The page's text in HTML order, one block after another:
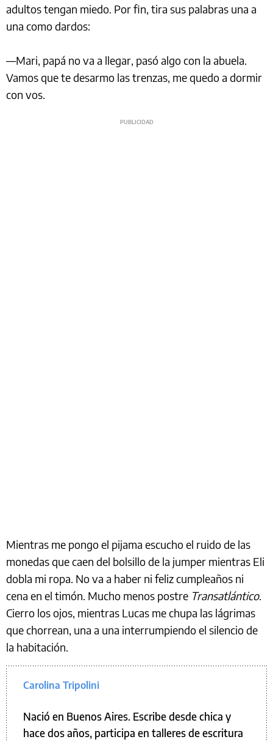
adultos tengan miedo. Por fin, tira sus palabras una a
una como dardos:
—Mari, papá no va a llegar, pasó algo con la abuela.
Vamos que te desarmo las trenzas, me quedo a dormir
con vos.
Mientras me pongo el pijama escucho el ruido de las
monedas que caen del bolsillo de la jumper mientras Eli
dobla mi ropa. No va a haber ni feliz cumpleaños ni
cena en el timón. Mucho menos postre Transatlántico.
Cierro los ojos, mientras Lucas me chupa las lágrimas
que chorrean, una a una interrumpiendo el silencio de
la habitación.
Carolina Tripolini
Nació en Buenos Aires. Escribe desde chica y
hace dos años, participa en talleres de escritura